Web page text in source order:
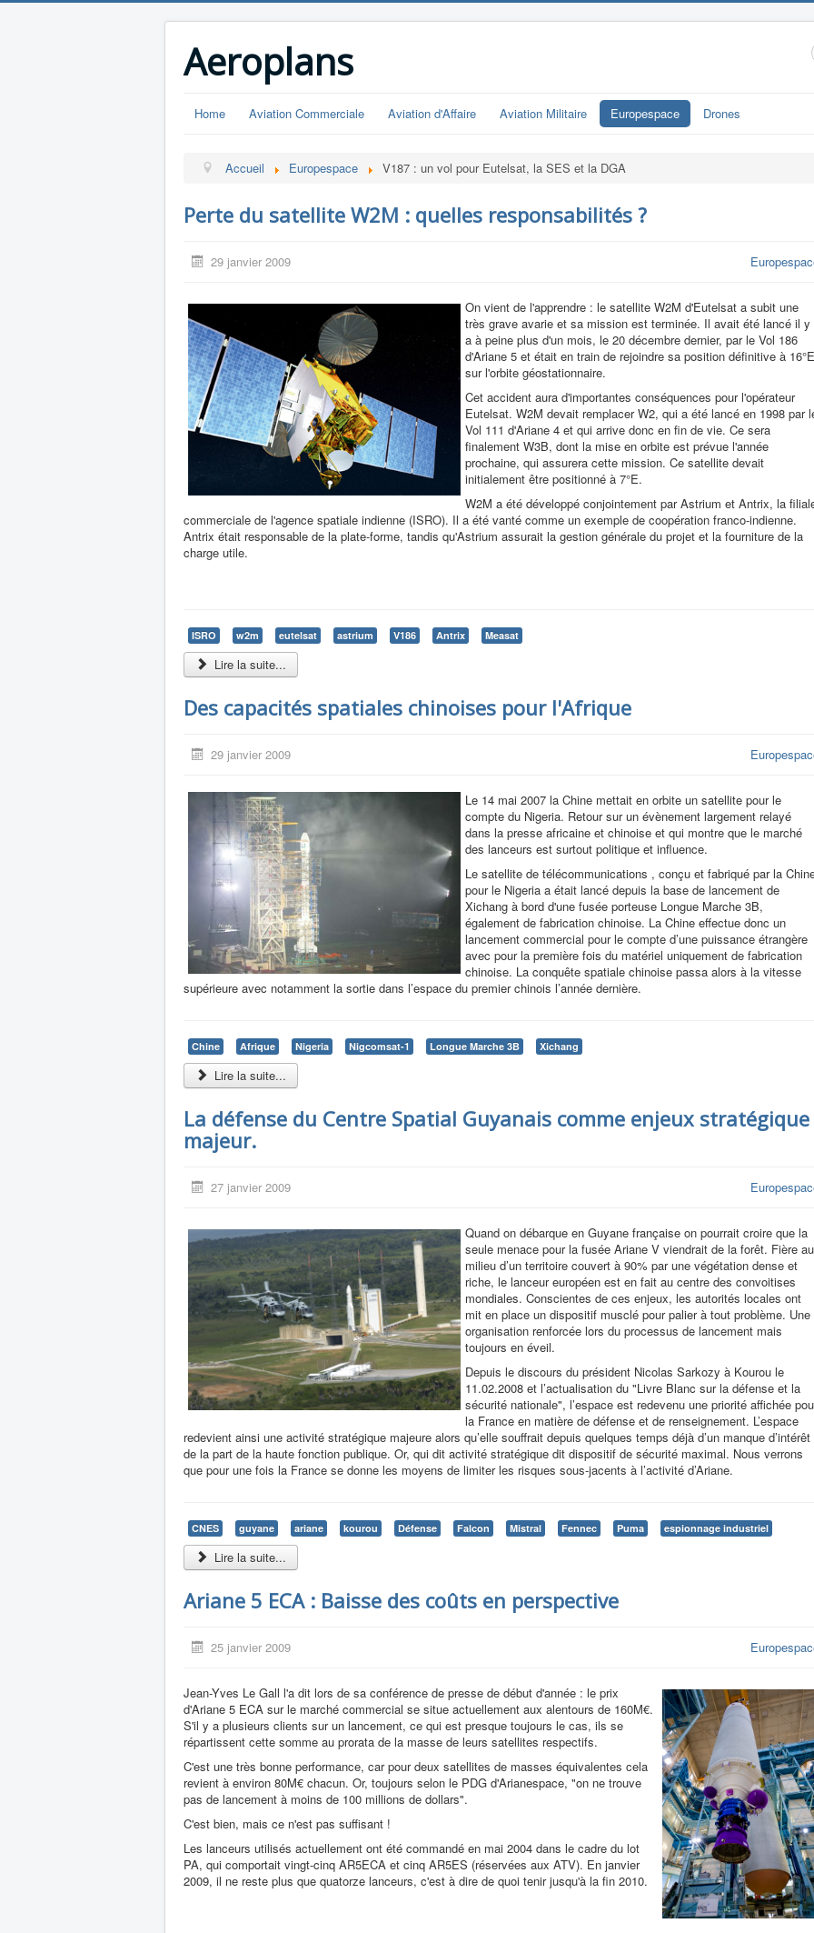
Aeroplans
Home Aviation Commerciale Aviation d'Affaire Aviation Militaire Europespace Drones
Accueil Europespace V187 : un vol pour Eutelsat, la SES et la DGA
Perte du satellite W2M : quelles responsabilités ?
29 janvier 2009
On vient de l'apprendre : le satellite W2M d'Eutelsat a subit une
très grave avarie et sa mission est terminée. Il avait été lancé il y
a à peine plus d'un mois, le 20 décembre dernier, par le Vol 186
d'Ariane 5 et était en train de rejoindre sa position définitive à 16°E
sur l'orbite géostationnaire.
Cet accident aura d'importantes conséquences pour l'opérateur
Eutelsat. W2M devait remplacer W2, qui a été lancé en 1998 par
Vol 111 d'Ariane 4 et qui arrive donc en fin de vie. Ce sera
finalement W3B, dont la mise en orbite est prévue l'année
prochaine, qui assurera cette mission. Ce satellite devait
initialement être positionné à 7°E.
W2M a été développé conjointement par Astrium et Antrix, la
commerciale de l'agence spatiale indienne (ISRO). Il a été vanté comme un exemple de coopération franco-indienne.
Antrix était responsable de la plate-forme, tandis qu'Astrium assurait la gestion générale du projet et la fourniture de la
charge utile.
ISRO w2m eutelsat astrium V186 Antrix Measat
Lire la suite...
Des capacités spatiales chinoises pour l'Afrique
29 janvier 2009
Le 14 mai 2007 la Chine mettait en orbite un satellite pour le
compte du Nigeria. Retour sur un évènement largement relayé
dans la presse africaine et chinoise et qui montre que le marché
des lanceurs est surtout politique et influence.
Le satellite de télécommunications , conçu et fabriqué par la
pour le Nigeria a était lancé depuis la base de lancement de
Xichang à bord d'une fusée porteuse Longue Marche 3B,
également de fabrication chinoise. La Chine effectue donc un
lancement commercial pour le compte d’une puissance étrangère
avec pour la première fois du matériel uniquement de fabrication
chinoise. La conquête spatiale chinoise passa alors à la vitesse
supérieure avec notamment la sortie dans l’espace du premier chinois l’année dernière.
Chine Afrique Nigeria Nigcomsat-1 Longue Marche 3B Xichang
Lire la suite...
La défense du Centre Spatial Guyanais comme enjeux stratégique
majeur.
27 janvier 2009
Quand on débarque en Guyane française on pourrait croire que la
seule menace pour la fusée Ariane V viendrait de la forêt. Fière au
milieu d’un territoire couvert à 90% par une végétation dense et
riche, le lanceur européen est en fait au centre des convoitises
mondiales. Conscientes de ces enjeux, les autorités locales ont
mit en place un dispositif musclé pour palier à tout problème. Une
organisation renforcée lors du processus de lancement mais
toujours en éveil.
Depuis le discours du président Nicolas Sarkozy à Kourou le
11.02.2008 et l’actualisation du "Livre Blanc sur la défense et la
sécurité nationale", l’espace est redevenu une priorité affichée
la France en matière de défense et de renseignement. L’espace
redevient ainsi une activité stratégique majeure alors qu’elle souffrait depuis quelques temps déjà d’un manque d’intérêt
de la part de la haute fonction publique. Or, qui dit activité stratégique dit dispositif de sécurité maximal. Nous verrons
que pour une fois la France se donne les moyens de limiter les risques sous-jacents à l’activité d’Ariane.
CNES guyane ariane kourou Défense Falcon Mistral Fennec Puma espionnage industriel
Lire la suite...
Ariane 5 ECA : Baisse des coûts en perspective
25 janvier 2009
Jean-Yves Le Gall l'a dit lors de sa conférence de presse de début d'année : le prix
d'Ariane 5 ECA sur le marché commercial se situe actuellement aux alentours de 160M€.
S'il y a plusieurs clients sur un lancement, ce qui est presque toujours le cas, ils se
répartissent cette somme au prorata de la masse de leurs satellites respectifs.
C'est une très bonne performance, car pour deux satellites de masses équivalentes cela
revient à environ 80M€ chacun. Or, toujours selon le PDG d'Arianespace, "on ne trouve
pas de lancement à moins de 100 millions de dollars".
C'est bien, mais ce n'est pas suffisant !
Les lanceurs utilisés actuellement ont été commandé en mai 2004 dans le cadre du lot
PA, qui comportait vingt-cinq AR5ECA et cinq AR5ES (réservées aux ATV). En janvier
2009, il ne reste plus que quatorze lanceurs, c'est à dire de quoi tenir jusqu'à la fin 2010.